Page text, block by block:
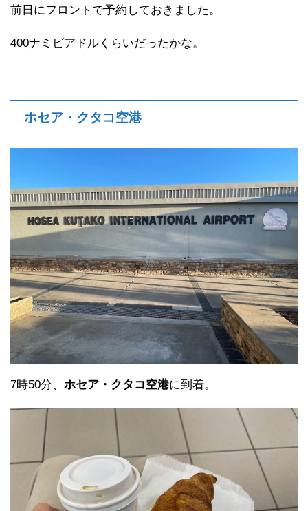
前日にフロントで予約しておきました。
400ナミビアドルくらいだったかな。
ホセア・クタコ空港
7時50分、 ホセア・クタコ空港に到着。